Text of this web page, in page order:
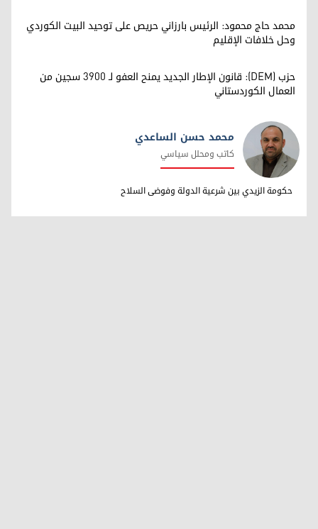
محمد حاج محمود: الرئيس بارزاني حريص على توحيد البيت الكوردي
وحل خلافات الإقليم
حزب (DEM): قانون الإطار الجديد يمنح العفو لـ 3900 سجين من
العمال الكوردستاني
محمد حسن الساعدي
محمد حسن الساعدي
كاتب ومحلل سياسي
حكومة الزيدي بين شرعية الدولة وفوضى السلاح